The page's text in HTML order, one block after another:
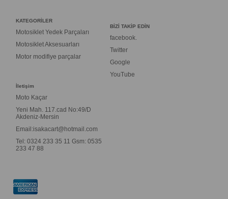
KATEGORİLER
Motosiklet Yedek Parçaları
Motosiklet Aksesuarları
Motor modifiye parçalar
BİZİ TAKİP EDİN
facebook.
Twitter
Google
YouTube
İletişim
Moto Kaçar
Yeni Mah. 117.cad No:49/D
Akdeniz-Mersin
Email:isakacart@hotmail.com
Tel: 0324 233 35 11 Gsm: 0535
233 47 88